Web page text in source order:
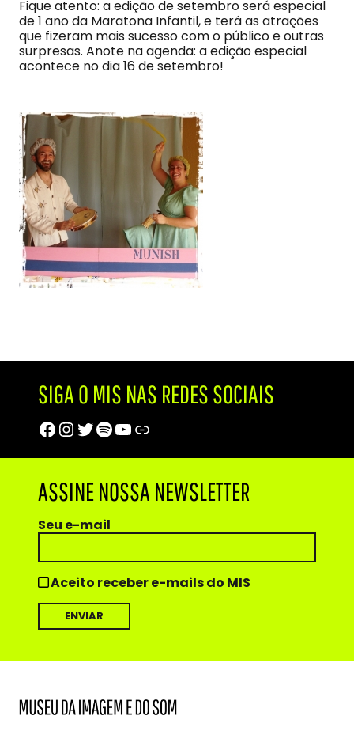
Fique atento: a edição de setembro será especial
de 1 ano da Maratona Infantil, e terá as atrações
que fizeram mais sucesso com o público e outras
surpresas. Anote na agenda: a edição especial
acontece no dia 16 de setembro!
SIGA O MIS NAS REDES SOCIAIS
Facebook
Instagram
Twitter
Spotify
Youtube
Trip Advisor
ASSINE NOSSA NEWSLETTER
Seu e-mail
Aceito receber e-mails do MIS